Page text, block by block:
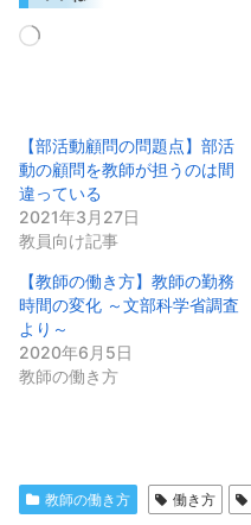
読
中…
【部活動顧問の問題点】部活
動の顧問を教師が担うのは間
違っている
2021年3月27日
教員向け記事
【教師の働き方】教師の勤務
時間の変化 ～文部科学省調査
より～
2020年6月5日
教師の働き方
教師の働き方 働き方